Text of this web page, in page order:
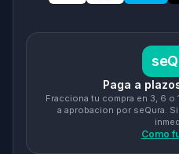
Paga a
Fracciona tu compra en 3, 6 o
a aprobacion por seQura.
Como